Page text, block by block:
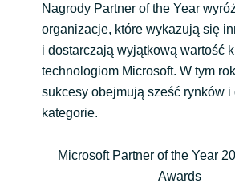
Portugal
Qatar
Romania
Slovenia
Nagrody Partner of the Year
organizacje, które wykazują się
i dostarczają wyjątkową wartość
technologiom Microsoft. W tym
sukcesy obejmują sześć rynków
kategorie.
Microsoft Partner of the Year
Awards